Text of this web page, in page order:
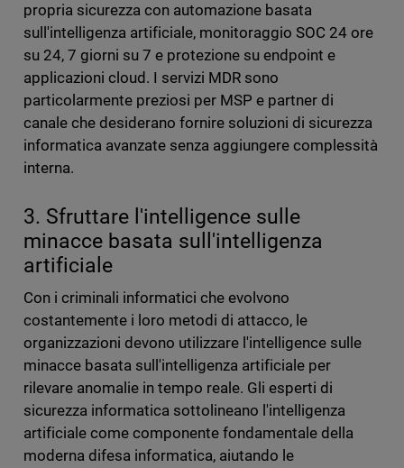
propria sicurezza con automazione basata
sull'intelligenza artificiale, monitoraggio SOC 24 ore
su 24, 7 giorni su 7 e protezione su endpoint e
applicazioni cloud. I servizi MDR sono
particolarmente preziosi per MSP e partner di
canale che desiderano fornire soluzioni di sicurezza
informatica avanzate senza aggiungere complessità
interna.
3. Sfruttare l'intelligence sulle
minacce basata sull'intelligenza
artificiale
Con i criminali informatici che evolvono
costantemente i loro metodi di attacco, le
organizzazioni devono utilizzare l'intelligence sulle
minacce basata sull'intelligenza artificiale per
rilevare anomalie in tempo reale. Gli esperti di
sicurezza informatica sottolineano l'intelligenza
artificiale come componente fondamentale della
moderna difesa informatica, aiutando le